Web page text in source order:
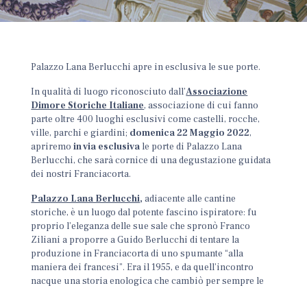
Palazzo Lana Berlucchi apre in esclusiva le sue porte.
In qualità di luogo riconosciuto dall’Associazione
Dimore Storiche Italiane, associazione di cui fanno
parte oltre 400 luoghi esclusivi come castelli, rocche,
ville, parchi e giardini; domenica 22 Maggio 2022,
apriremoin via esclusiva le porte di Palazzo Lana
Berlucchi, che sarà cornice di una degustazione guidata
dei nostri Franciacorta.
Palazzo Lana Berlucchi, adiacente alle cantine
storiche, è un luogo dal potente fascino ispiratore: fu
proprio l’eleganza delle sue sale che spronò Franco
Ziliani a proporre a Guido Berlucchi di tentare la
produzione in Franciacorta di uno spumante “alla
maniera dei francesi”. Era il 1955, e da quell’incontro
nacque una storia enologica che cambiò per sempre le